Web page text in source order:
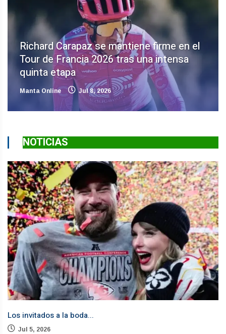
Richard Carapaz se mantiene firme en el
Tour de Francia 2026 tras una intensa
quinta etapa
Manta Online Jul 8, 2026
NOTICIAS
Los invitados a la boda...
Jul 5, 2026